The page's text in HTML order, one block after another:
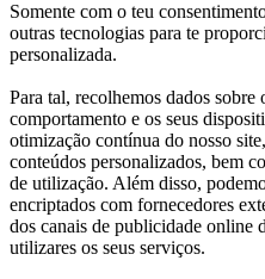
Somente com o teu
outras tecnologias para te
personalizada.
Para tal, recolhemos dados sobre
comportamento e os seus
otimização contínua do nosso
conteúdos personalizados, bem
de utilização. Além disso,
encriptados com fornecedores
dos canais de publicidade online
utilizares os seus serviços.